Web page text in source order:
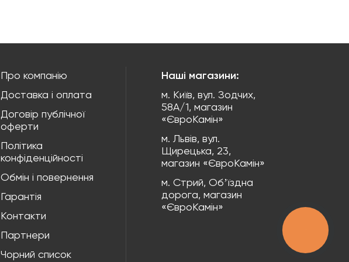
Про компанію
Доставка і оплата
Договір публічної
оферти
Політика
конфіденційності
Обмін і повернення
Гарантія
Контакти
Партнери
Чорний список
Наші магазини:
м. Київ, вул. Зодчих,
58А/1, магазин
«ЄвроКамін»
м. Львів, вул.
Щирецька, 23,
магазин «ЄвроКамін»
м. Стрий, Обʼїздна
дорога, магазин
«ЄвроКамін»